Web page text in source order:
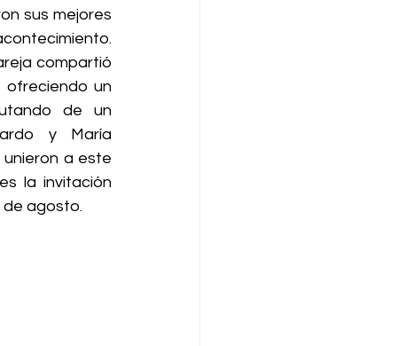
sus mejores
compartió
ofreciendo un
de un
y María
a este
la invitación
de agosto.